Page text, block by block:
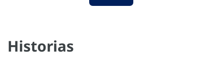
Historias